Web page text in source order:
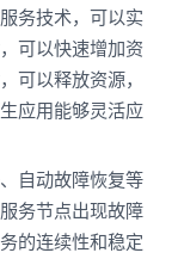
务技术，可以实
可以快速增加资
可以释放资源，
应用能够灵活应
自动故障恢复等
务节点出现故障
的连续性和稳定